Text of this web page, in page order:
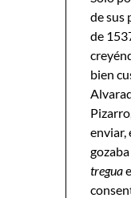
de sus
de
bien
enviar,
tregua